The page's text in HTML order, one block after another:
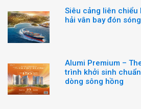
Siêu cảng liên
hải vân bay đón
Alumi Premium –
trình khởi sinh
dòng sông hồng